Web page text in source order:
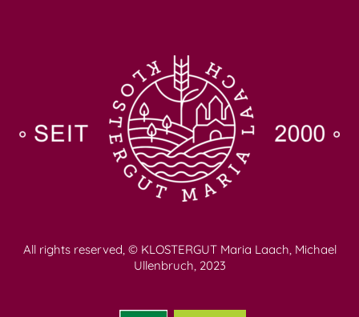
All rights reserved, © KLOSTERGUT Maria Laach, Michael
Ullenbruch, 2023